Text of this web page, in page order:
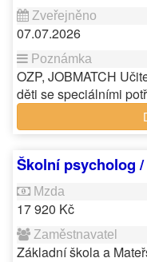
07.07.2026
OZP, JOBMATCH
děti se speciálními
Školní psycholog
17 920 Kč
Základní škola a